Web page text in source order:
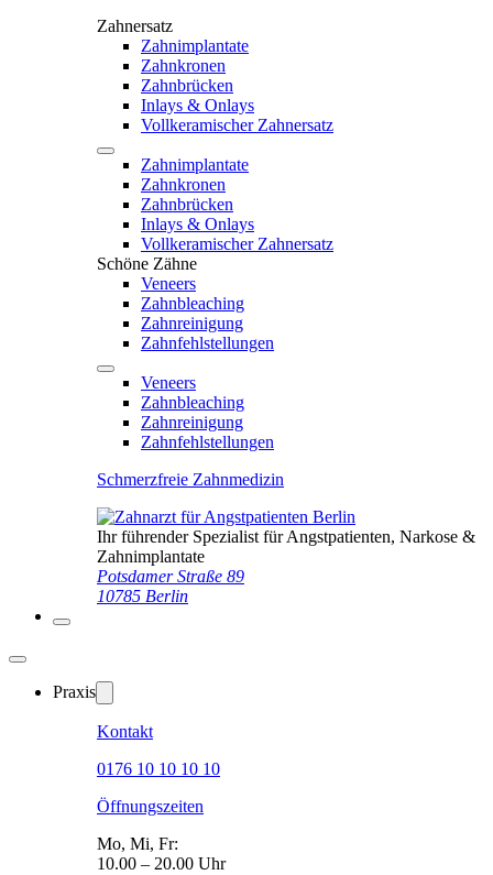
Zahnersatz
Zahnimplantate
Zahnkronen
Zahnbrücken
Inlays & Onlays
Vollkeramischer Zahnersatz
Zahnimplantate
Zahnkronen
Zahnbrücken
Inlays & Onlays
Vollkeramischer Zahnersatz
Schöne Zähne
Veneers
Zahnbleaching
Zahnreinigung
Zahnfehlstellungen
Veneers
Zahnbleaching
Zahnreinigung
Zahnfehlstellungen
Schmerzfreie Zahnmedizin
Ihr führender Spezialist für Angstpatienten, Narkose &
Zahnimplantate
Potsdamer Straße 89
10785 Berlin
Praxis
Kontakt
0176 10 10 10 10
Öffnungszeiten
Mo, Mi, Fr:
10.00 – 20.00 Uhr